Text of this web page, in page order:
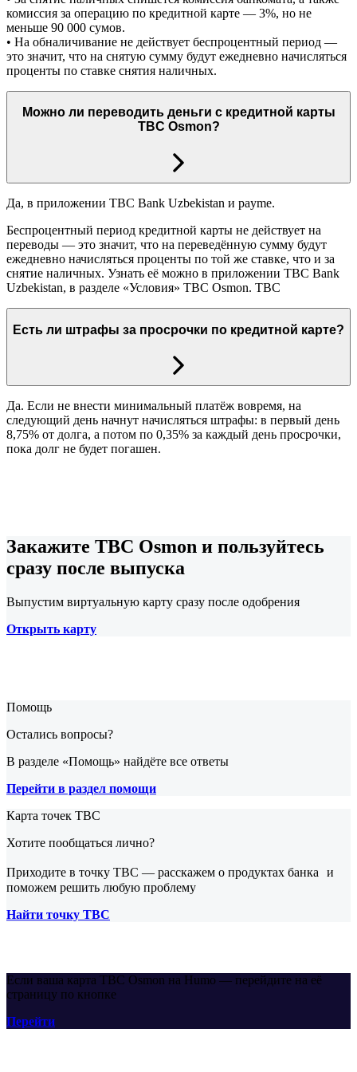
комиссия за операцию по кредитной карте — 3%, но не
меньше 90 000 сумов.
• На обналичивание не действует беспроцентный период —
это значит, что на снятую сумму будут ежедневно начисляться
проценты по ставке снятия наличных.
Можно ли переводить деньги с кредитной карты
TBC Osmon?
Да, в приложении TBC Bank Uzbekistan и payme.
Беспроцентный период кредитной карты не действует на
переводы — это значит, что на переведённую сумму будут
ежедневно начисляться проценты по той же ставке, что и за
снятие наличных. Узнать её можно в приложении TBC Bank
Uzbekistan, в разделе «Условия» TBC Osmon. TBC
Есть ли штрафы за просрочки по кредитной карте?
Да. Если не внести минимальный платёж вовремя, на
следующий день начнут начисляться штрафы: в первый день
8,75% от долга, а потом по 0,35% за каждый день просрочки,
пока долг не будет погашен.
Закажите TBC Osmon и пользуйтесь
сразу после выпуска
Выпустим виртуальную карту сразу после одобрения
Открыть карту
Помощь
Остались вопросы?
В разделе «Помощь» найдёте все ответы
Перейти в раздел помощи
Карта точек TBC
Хотите пообщаться лично?
Приходите в точку TBC — расскажем о продуктах банка и
поможем решить любую проблему
Найти точку TBC
Если ваша карта TBC Osmon на Humo — перейдите на её
страницу по кнопке
Перейти